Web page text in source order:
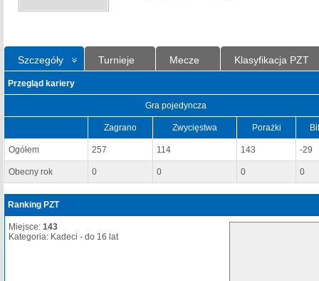
Szczegóły Turnieje Mecze Klasyfikacja PZT
Przegląd kariery
Gra pojedyncza
Zagrano Zwycięstwa Porażki
Ogółem 257 114 143 -29
Obecny rok 0 0 0 0
Ranking PZT
Miejsce: 143
Kategoria: Kadeci - do 16 lat